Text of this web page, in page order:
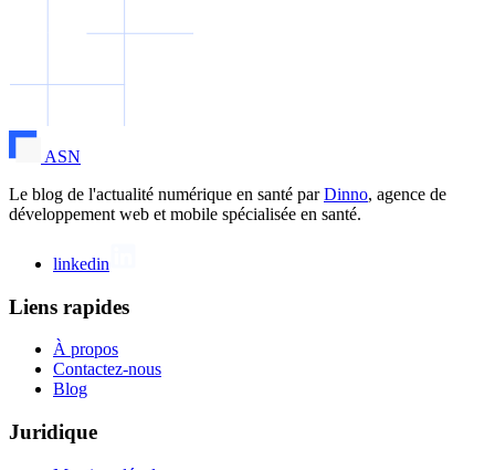
ASN
Le blog de l'actualité numérique en santé parDinno, agence de
développement web et mobile spécialisée en santé.
linkedin
Liens rapides
À propos
Contactez-nous
Blog
Juridique